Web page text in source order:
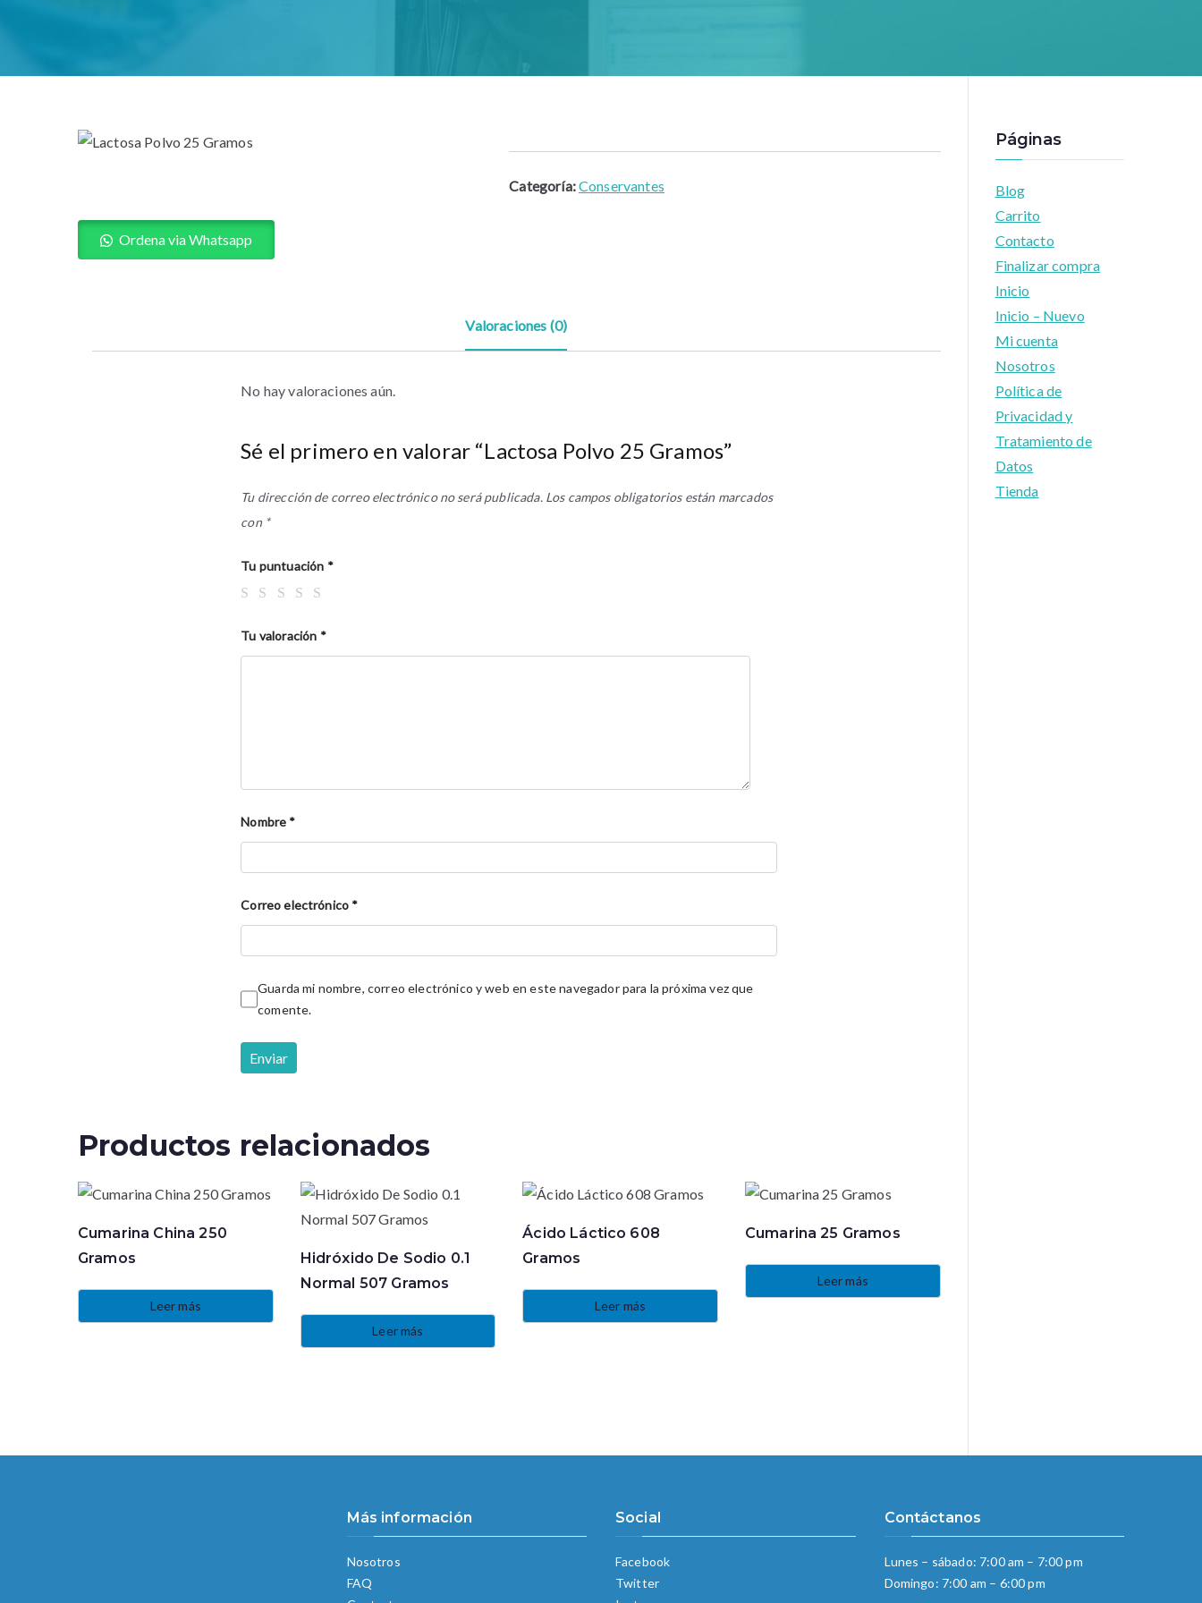
Categoría:Conservantes
Ordena via Whatsapp
Valoraciones (0)
No hay valoraciones aún.
Sé el primero en valorar “Lactosa Polvo 25 Gramos”
Tu dirección de correo electrónico no será publicada. Los campos obligatorios están marcados
con *
Tu puntuación *
Tu valoración *
Nombre *
Correo electrónico *
Guarda mi nombre, correo electrónico y web en este navegador para la próxima vez que
comente.
Productos relacionados
Cumarina China 250
Gramos
Leer más
Hidróxido De Sodio 0.1
Normal 507 Gramos
Leer más
Ácido Láctico 608
Gramos
Leer más
Cumarina 25 Gramos
Leer más
Páginas
Blog
Carrito
Contacto
Finalizar compra
Inicio
Inicio – Nuevo
Mi cuenta
Nosotros
Política de
Privacidad y
Tratamiento de
Datos
Tienda
Más información
Nosotros
FAQ
Social
Facebook
Twitter
Contáctanos
Lunes – sábado: 7:00 am – 7:00 pm
Domingo: 7:00 am – 6:00 pm